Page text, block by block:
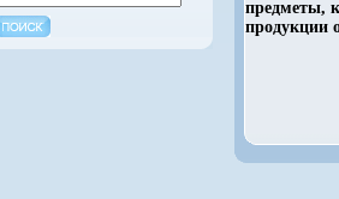
предметы,
продукции